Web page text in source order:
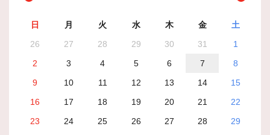
日 月 火 水 木 金
土
26
27 28 29 30 31
1
2
3 4 5 6 7
8
9
10 11 12 13 14
15
16
17 18 19 20 21
22
23
24 25 26 27 28
29